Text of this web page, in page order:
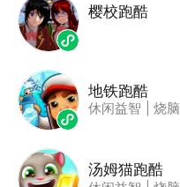
樱校跑酷
地铁跑酷
休闲益智 烧脑
汤姆猫跑酷